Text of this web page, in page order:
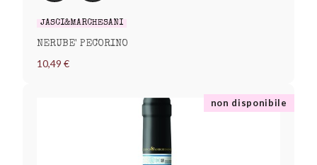
JASCI&MARCHESANI
NERUBE' PECORINO
10,49 €
non disponibile